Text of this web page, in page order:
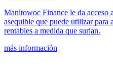
Manitowoc Finance le da
asequible que puede utilizar para
rentables a medida que surjan.
más información